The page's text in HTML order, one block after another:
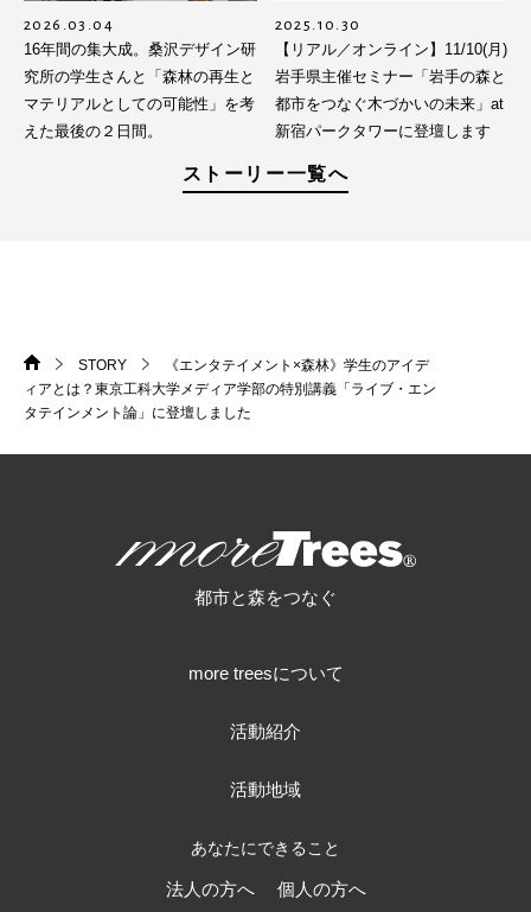
2026.03.04
16年間の集大成。桑沢デザイン研
究所の学生さんと「森林の再生と
マテリアルとしての可能性」を考
えた最後の２日間。
2025.10.30
【リアル／オンライン】11/10(月)
岩手県主催セミナー「岩手の森と
都市をつなぐ木づかいの未来」at
新宿パークタワーに登壇します
ストーリー一覧へ
HOME>
STORY
>
《エンタテイメント×森林》学生のアイデ
ィアとは？東京工科大学メディア学部の特別講義「ライブ・エン
タテインメント論」に登壇しました
都市と森をつなぐ
more treesについて
活動紹介
活動地域
あなたにできること
法人の方へ 個人の方へ